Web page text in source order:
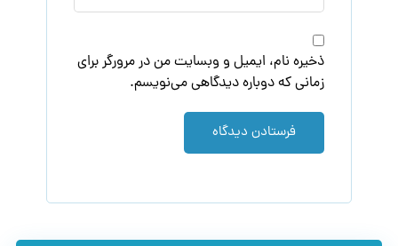
ذخیره نام، ایمیل و وبسایت من در مرورگر برای
زمانی که دوباره دیدگاهی می‌نویسم.
فرستادن دیدگاه